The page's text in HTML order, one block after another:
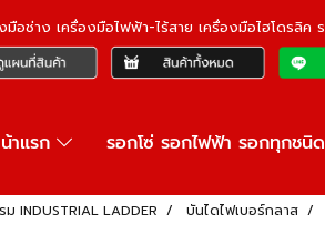
มือช่าง เครื่องมือไฟฟ้า-ไร้สาย เครื่องมือไฮโดรลิ
าแรก รอกโซ่ รอกไฟฟ้า รอกทุกชนิด
INDUSTRIAL LADDER บันไดไฟเบอร์กลาส